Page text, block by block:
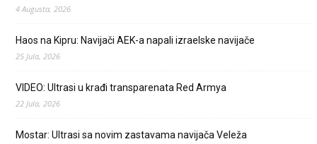
4 Augusta, 2026
Haos na Kipru: Navijači AEK-a napali izraelske navijače
25 Jula, 2026
VIDEO: Ultrasi u krađi transparenata Red Armya
22 Jula, 2026
Mostar: Ultrasi sa novim zastavama navijača Veleža